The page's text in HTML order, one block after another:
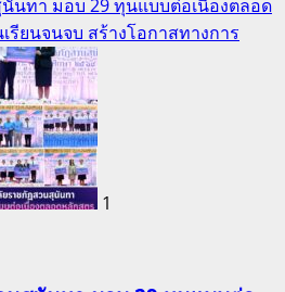
นทา มอบ 29 ทุนแบบต่อเนื่องตลอด
ยนจนจบ สร้างโอกาสทางการ
1